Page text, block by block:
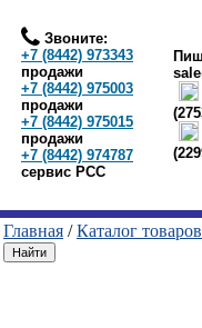
Звоните:
+7 (8442) 973343
продажи
+7 (8442) 975003
продажи
+7 (8442) 975015
продажи
+7 (8442) 974787
сервис РСС
Главная /Каталог товаров